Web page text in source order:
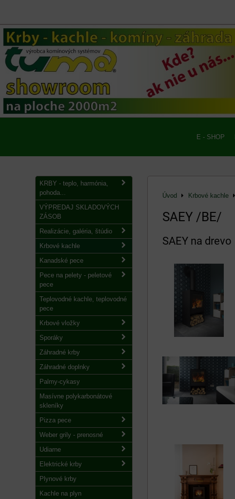
E - SHOP
Úvod Krbové kachle
SAEY /BE/
SAEY na drevo
KRBY - teplo, harmónia,
pohoda...
VÝPREDAJ SKLADOVÝCH
ZÁSOB
Realizácie, galéria, štúdio
Krbové kachle
Kanadské pece
Pece na pelety - peletové
pece
Teplovodné kachle, teplovodné
pece
Krbové vložky
Sporáky
Záhradné krby
Záhradné doplnky
Palmy-cykasy
Masívne polykarbonátové
skleníky
Pizza pece
Weber grily - prenosné
Udiarne
Elektrické krby
Plynové krby
Kachle na plyn